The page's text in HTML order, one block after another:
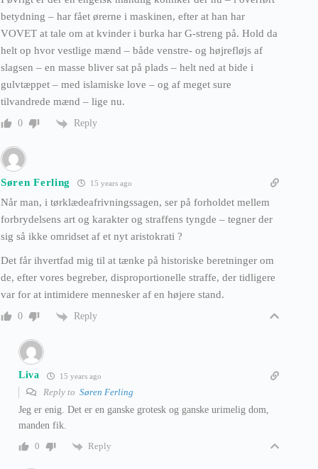
betydning – har fået ørerne i maskinen, efter at han har
VOVET at tale om at kvinder i burka har G-streng på. Hold da
helt op hvor vestlige mænd – både venstre- og højrefløjs af
slagsen – en masse bliver sat på plads – helt ned at bide i
gulvtæppet – med islamiske love – og af meget sure
tilvandrede mænd – lige nu.
0 Reply
Søren Ferling 15 years ago
Når man, i tørklædeafrivningssagen, ser på forholdet mellem
forbrydelsens art og karakter og straffens tyngde – tegner der
sig så ikke omridset af et nyt aristokrati ?
Det får ihvertfad mig til at tænke på historiske beretninger om
de, efter vores begreber, disproportionelle straffe, der tidligere
var for at intimidere mennesker af en højere stand.
0 Reply
Liva 15 years ago
Reply to Søren Ferling
Jeg er enig. Det er en ganske grotesk og ganske urimelig dom,
manden fik.
0
Reply